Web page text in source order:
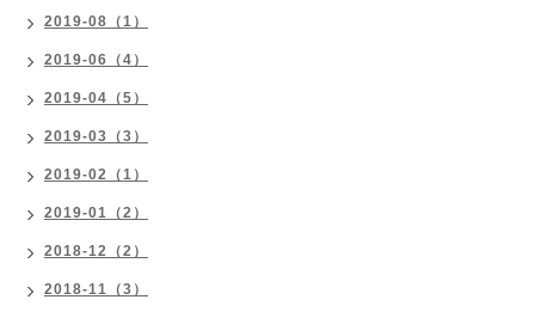
2019-08（1）
2019-06（4）
2019-04（5）
2019-03（3）
2019-02（1）
2019-01（2）
2018-12（2）
2018-11（3）